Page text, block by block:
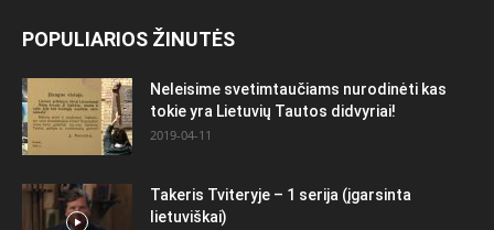
POPULIARIOS ŽINUTĖS
Neleisime svetimtaučiams nurodinėti kas
tokie yra Lietuvių Tautos didvyriai!
2019-04-11
Takeris Tviteryje – 1 serija (įgarsinta
lietuviškai)